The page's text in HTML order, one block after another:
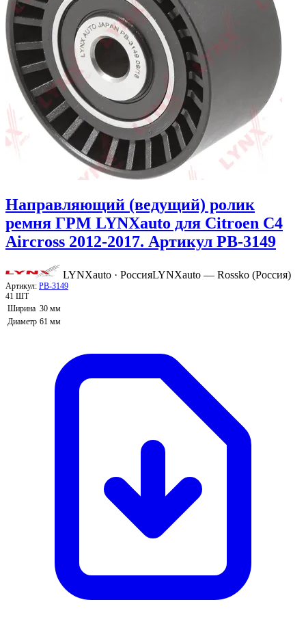
Направляющий (ведущий) ролик
ремня ГРМ LYNXauto для Citroen C4
Aircross 2012-2017. Артикул PB-3149
LYNXauto · РоссияLYNXauto — Rossko (Россия)
Артикул: PB-3149
41 ШТ
Ширина 30 мм
Диаметр 61 мм